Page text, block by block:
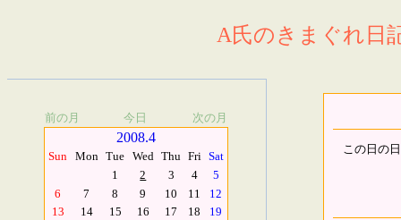
A氏のきまぐれ日
前の月 今日 次の月
2008.4
Sun Mon Tue Wed Thu Fri Sat
1
2 3 4
5
6
7 8 9 10 11
12
13
14 15 16 17 18
19
この日の